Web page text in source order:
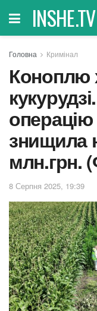
INSHE.TV
Головна Кримінал
Коноплю
знищила
млн.грн.
8 Серпня 2025, 19:39